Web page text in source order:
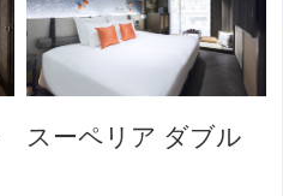
スーペリア ダブル